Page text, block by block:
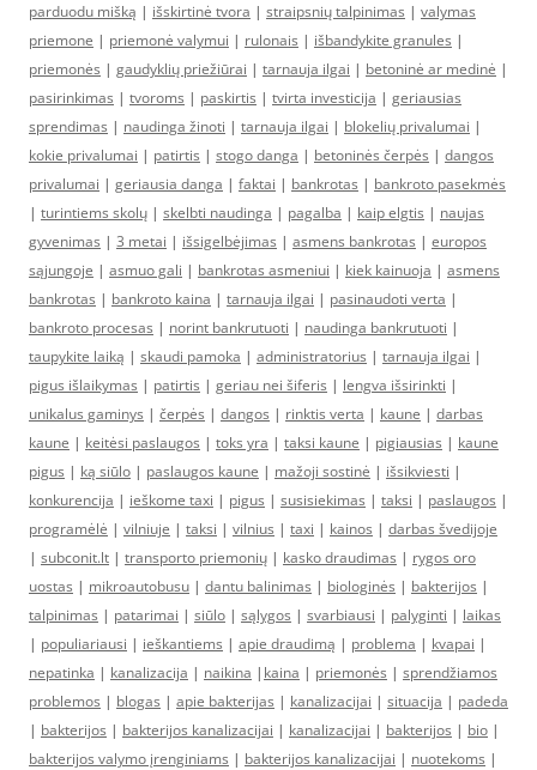
parduodu mišką | išskirtinė tvora | straipsnių talpinimas | valymas
priemone | priemonė valymui | rulonais | išbandykite granules |
priemonės | gaudyklių priežiūrai | tarnauja ilgai | betoninė ar medinė |
pasirinkimas | tvoroms | paskirtis | tvirta investicija | geriausias
sprendimas | naudinga žinoti | tarnauja ilgai | blokelių privalumai |
kokie privalumai | patirtis | stogo danga | betoninės čerpės | dangos
privalumai | geriausia danga | faktai | bankrotas | bankroto pasekmės
| turintiems skolų | skelbti naudinga | pagalba | kaip elgtis | naujas
gyvenimas | 3 metai | išsigelbėjimas | asmens bankrotas | europos
sąjungoje | asmuo gali | bankrotas asmeniui | kiek kainuoja | asmens
bankrotas | bankroto kaina | tarnauja ilgai | pasinaudoti verta |
bankroto procesas | norint bankrutuoti | naudinga bankrutuoti |
taupykite laiką | skaudi pamoka | administratorius | tarnauja ilgai |
pigus išlaikymas | patirtis | geriau nei šiferis | lengva išsirinkti |
unikalus gaminys | čerpės | dangos | rinktis verta | kaune | darbas
kaune | keitėsi paslaugos | toks yra | taksi kaune | pigiausias | kaune
pigus | ką siūlo | paslaugos kaune | mažoji sostinė | išsikviesti |
konkurencija | ieškome taxi | pigus | susisiekimas | taksi | paslaugos |
programėlė | vilniuje | taksi | vilnius | taxi | kainos | darbas švedijoje
| subconit.lt | transporto priemonių | kasko draudimas | rygos oro
uostas | mikroautobusu | dantu balinimas | biologinės | bakterijos |
talpinimas | patarimai | siūlo | sąlygos | svarbiausi | palyginti | laikas
| populiariausi | ieškantiems | apie draudimą | problema | kvapai |
nepatinka | kanalizacija | naikina | kaina | priemonės | sprendžiamos
problemos | blogas | apie bakterijas | kanalizacijai | situacija | padeda
| bakterijos | bakterijos kanalizacijai | kanalizacijai | bakterijos | bio |
bakterijos valymo įrenginiams | bakterijos kanalizacijai | nuotekoms |